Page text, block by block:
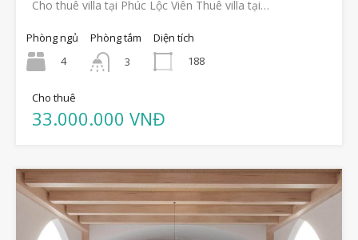
Cho thuê villa tại Phúc Lộc Viên Thuê villa tại…
Phòng ngủ
4
Phòng tắm
3
Diện tích
188
Cho thuê
33.000.000 VNĐ